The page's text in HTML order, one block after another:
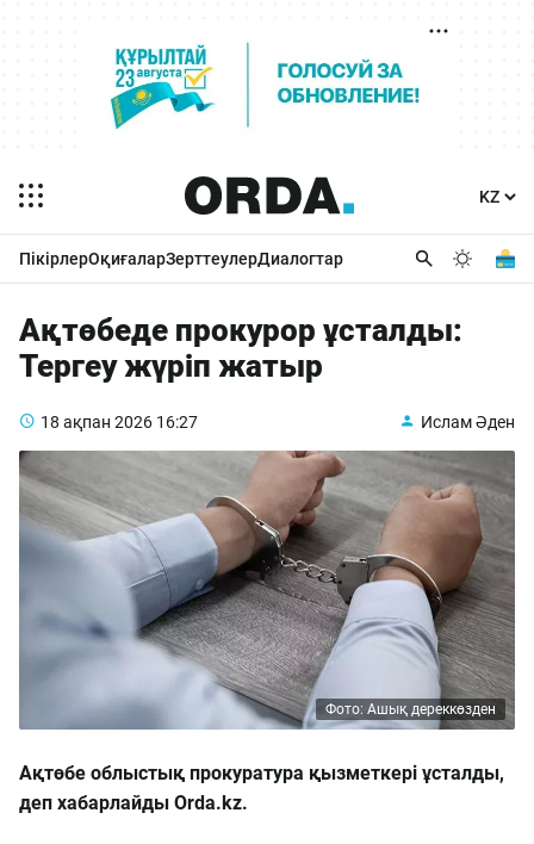
ПікірлерОқиғаларЗерттеулерДиалогтар
Ақтөбеде прокурор ұсталды:
Тергеу жүріп жатыр
18 ақпан 2026 16:27 Ислам Әден
Фото: Ашық дереккөзден
Ақтөбе облыстық прокуратура қызметкері ұсталды,
деп хабарлайды Orda.kz.